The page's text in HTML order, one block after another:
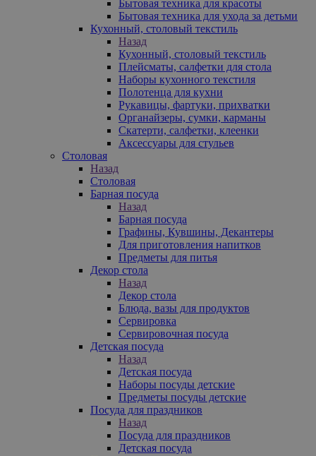
Бытовая техника для красоты
Бытовая техника для ухода за детьми
Кухонный, столовый текстиль
Назад
Кухонный, столовый текстиль
Плейсматы, салфетки для стола
Наборы кухонного текстиля
Полотенца для кухни
Рукавицы, фартуки, прихватки
Органайзеры, сумки, карманы
Скатерти, салфетки, клеенки
Аксессуары для стульев
Столовая
Назад
Столовая
Барная посуда
Назад
Барная посуда
Графины, Кувшины, Декантеры
Для приготовления напитков
Предметы для питья
Декор стола
Назад
Декор стола
Блюда, вазы для продуктов
Сервировка
Сервировочная посуда
Детская посуда
Назад
Детская посуда
Наборы посуды детские
Предметы посуды детские
Посуда для праздников
Назад
Посуда для праздников
Детская посуда